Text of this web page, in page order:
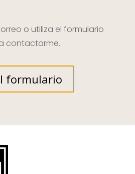
o utiliza el formulario
contactarme.
formulario